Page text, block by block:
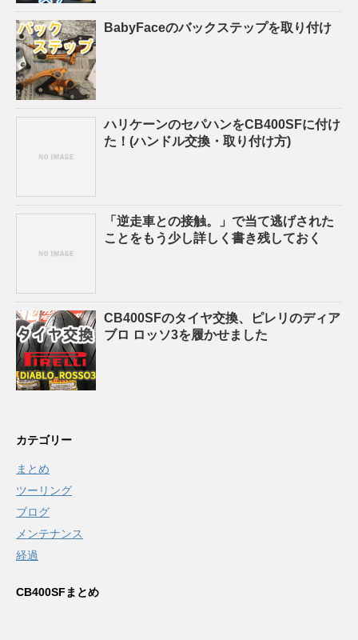
BabyFaceのバックステップを取り付け
ハリケーンのセパハンをCB400SFに付け
た！(ハンドル交換・取り付け方)
「逆走車との接触。」で当て逃げされた
ことをもう少し詳しく書き残しておく
CB400SFのタイヤ交換、ピレリのディア
ブロ ロッソ3を履かせました
カテゴリー
まとめ
ツーリング
ブログ
メンテナンス
経過
CB400SFまとめ